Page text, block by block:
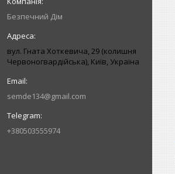
Безпечний Дім
вул. Гната Хоткевича, 29 (колишня
Червоногвардійська), Київ, Україна
semde134@gmail.com
+380503555974